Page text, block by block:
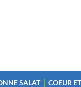
SALAT COEUR